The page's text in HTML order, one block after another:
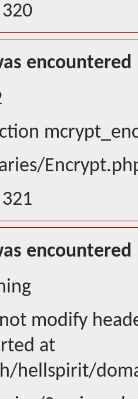
encountered
encountered
modify
at
hellspirit/